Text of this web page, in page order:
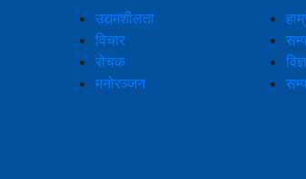
उद्यमशीलता
विचार
रोचक
मनोरञ्जन